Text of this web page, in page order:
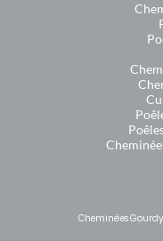
Cheminées